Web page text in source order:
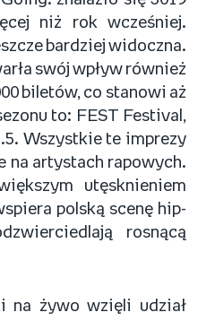
niż rok wcześniej.
bardziej widoczna.
swój wpływ również
biletów, co stanowi aż
to: FEST Festival,
Wszystkie te imprezy
na artystach rapowych.
utęsknieniem
polską scenę hip-
rosnącą
na żywo wzięli udział